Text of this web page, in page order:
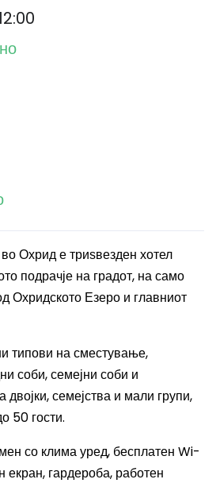
во Охрид е триѕвезден хотел
подрачје на градот, на само
Охридското Езеро и главниот
типови на сместување,
соби, семејни соби и
двојки, семејства и мали групи,
50 гости.
со клима уред, бесплатен Wi-
екран, гардероба, работен